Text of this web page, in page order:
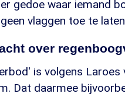
gedoe waar iemand
vlaggen toe te
over
is volgens
Dat daarmee